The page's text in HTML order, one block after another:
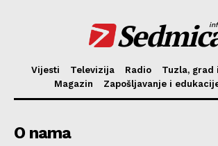
Vijesti Televizija Radio Tuzla, grad
Magazin
Zapošljavanje i
O nama